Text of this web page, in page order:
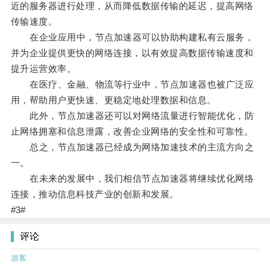
近的服务器进行处理，从而降低数据传输的延迟，提高网络
传输速度。
在企业应用中，节点加速器可以协助构建私有云服务，
并为企业提供更快的网络连接，以有效提高数据传输速度和
提升运营效率。
在医疗、金融、物流等行业中，节点加速器也被广泛应
用，帮助用户更快速、更稳定地处理数据和信息。
此外，节点加速器还可以对网络流量进行智能优化，防
止网络拥塞和信息泄露，改善企业网络的安全性和可靠性。
总之，节点加速器已经成为网络加速技术的主流方向之
一。
在未来的发展中，我们相信节点加速器将继续优化网络
连接，推动信息科技产业的创新和发展。
#3#
评论
游客